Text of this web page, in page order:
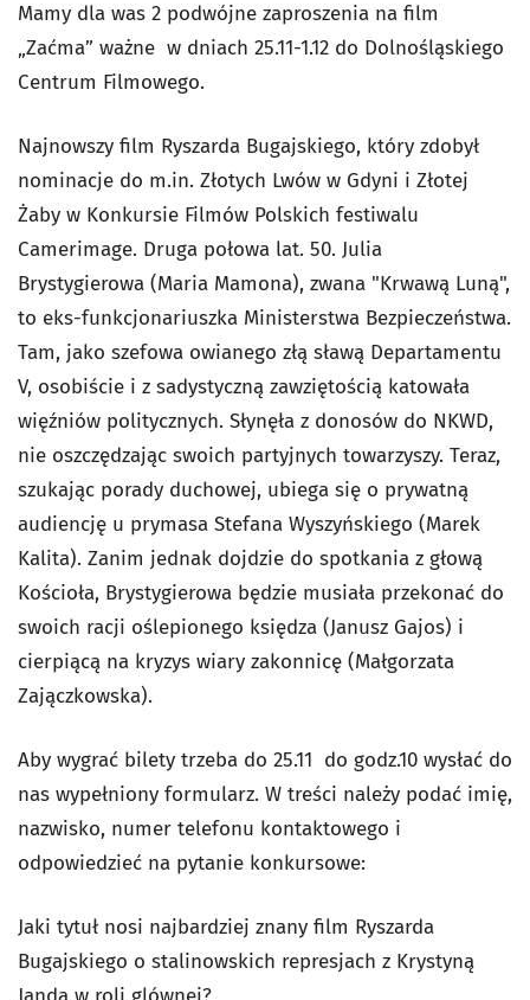
Mamy dla was 2 podwójne zaproszenia na film
„Zaćma” ważne w dniach 25.11-1.12 do Dolnośląskiego
Centrum Filmowego.
Najnowszy film Ryszarda Bugajskiego, który zdobył
nominacje do m.in. Złotych Lwów w Gdyni i Złotej
Żaby w Konkursie Filmów Polskich festiwalu
Camerimage. Druga połowa lat. 50. Julia
Brystygierowa (Maria Mamona), zwana "Krwawą Luną",
to eks-funkcjonariuszka Ministerstwa Bezpieczeństwa.
Tam, jako szefowa owianego złą sławą Departamentu
V, osobiście i z sadystyczną zawziętością katowała
więźniów politycznych. Słynęła z donosów do NKWD,
nie oszczędzając swoich partyjnych towarzyszy. Teraz,
szukając porady duchowej, ubiega się o prywatną
audiencję u prymasa Stefana Wyszyńskiego (Marek
Kalita). Zanim jednak dojdzie do spotkania z głową
Kościoła, Brystygierowa będzie musiała przekonać do
swoich racji oślepionego księdza (Janusz Gajos) i
cierpiącą na kryzys wiary zakonnicę (Małgorzata
Zajączkowska).
Aby wygrać bilety trzeba do 25.11 do godz.10 wysłać do
nas wypełniony formularz. W treści należy podać imię,
nazwisko, numer telefonu kontaktowego i
odpowiedzieć na pytanie konkursowe:
Jaki tytuł nosi najbardziej znany film Ryszarda
Bugajskiego o stalinowskich represjach z Krystyną